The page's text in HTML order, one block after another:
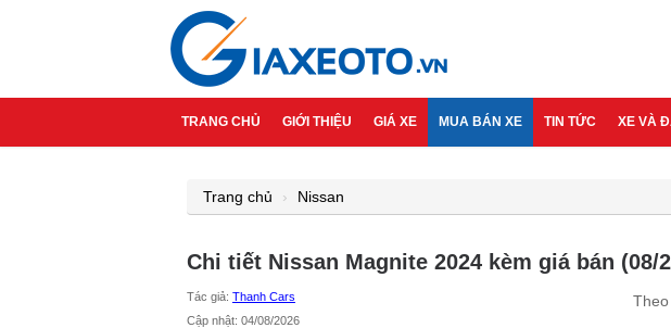
TRANG CHỦ GIỚI THIỆU GIÁ XE MUA BÁN XE TIN TỨC XE VÀ
Trang chủ Nissan
Chi tiết Nissan Magnite 2024 kèm giá bán (08/
Tác giả: Thanh Cars
Cập nhật: 04/08/2026